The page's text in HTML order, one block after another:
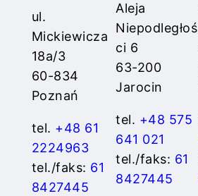
ul.
Mickiewicza
18a/3
60-834
Poznań
tel. +48 61
2224963
tel./faks: 61
8427445
Aleja
Niepodległoś
ci 6
63-200
Jarocin
tel. +48 575
641 021
tel./faks: 61
8427445